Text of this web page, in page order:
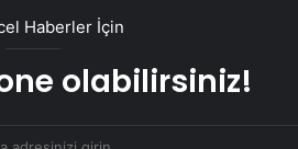
Haberler İçin
olabilirsiniz!